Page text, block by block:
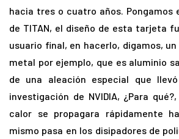
hacia tres o cuatro años. Pongamos
de TITAN, el diseño de esta tarjeta
usuario final, en hacerlo, digamos,
metal por ejemplo, que es aluminio
de una aleación especial que
investigación de NVIDIA, ¿Para
calor se propagara rápidamente
mismo pasa en los disipadores de